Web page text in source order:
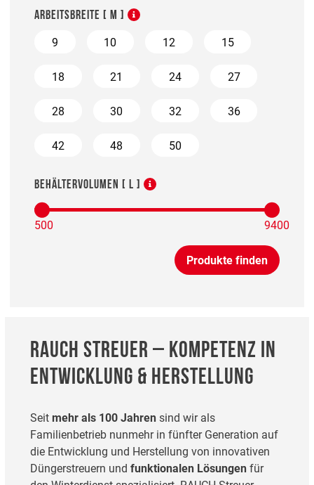
ARBEITSBREITE [ M ]
9 10 12 15
18 21 24 27
28 30 32 36
42 48 50
BEHÄLTERVOLUMEN [ L ]
Produkte finden
RAUCH STREUER – KOMPETENZ IN
ENTWICKLUNG & HERSTELLUNG
Seitmehr als 100 Jahrensind wir als
Familienbetrieb nunmehr in fünfter Generation auf
die Entwicklung und Herstellung von innovativen
Düngerstreuern undfunktionalen Lösungenfür